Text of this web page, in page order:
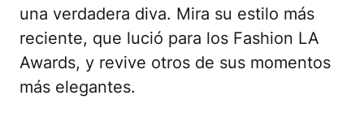
una verdadera diva. Mira su estilo más
reciente, que lució para los Fashion LA
Awards, y revive otros de sus momentos
más elegantes.